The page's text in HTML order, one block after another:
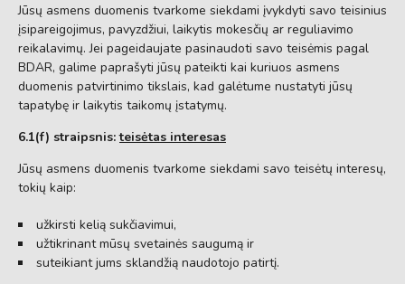
Jūsų asmens duomenis tvarkome siekdami įvykdyti savo teisinius
įsipareigojimus, pavyzdžiui, laikytis mokesčių ar reguliavimo
reikalavimų. Jei pageidaujate pasinaudoti savo teisėmis pagal
BDAR, galime paprašyti jūsų pateikti kai kuriuos asmens
duomenis patvirtinimo tikslais, kad galėtume nustatyti jūsų
tapatybę ir laikytis taikomų įstatymų.
6.1(f) straipsnis:teisėtas interesas
Jūsų asmens duomenis tvarkome siekdami savo teisėtų interesų,
tokių kaip:
užkirsti kelią sukčiavimui,
užtikrinant mūsų svetainės saugumą ir
suteikiant jums sklandžią naudotojo patirtį.